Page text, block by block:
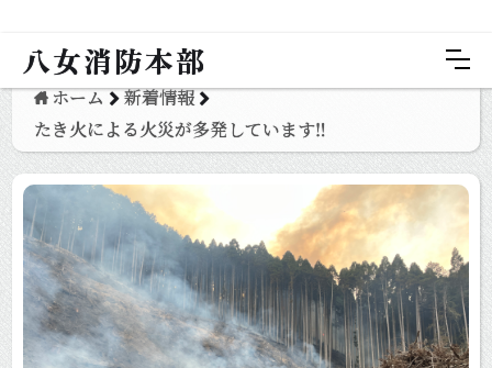
八女消防本部
ホーム
新着情報
たき火による火災が多発しています‼